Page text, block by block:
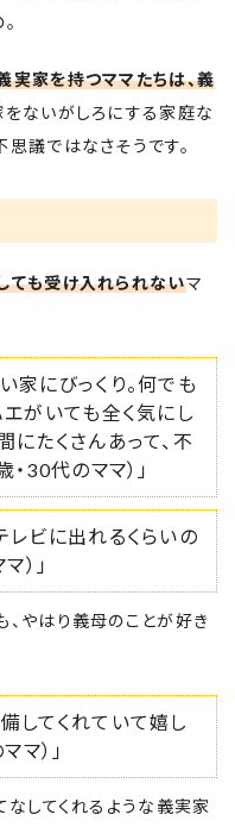
家を持つママたちは、義
をないがしろにする家庭な
議ではなさそうです。
ても受け入れられないマ
家にびっくり。何でも
エがいても全く気にし
にたくさんあって、不
30代のママ）」
レビに出れるくらいの
）」
やはり義母のことが好き
してくれていて嬉し
マ）」
なしてくれるような義実家